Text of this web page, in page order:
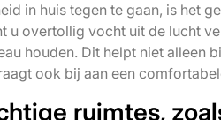
in huis tegen te gaan, is het
u overtollig vocht uit de lucht
houden. Dit helpt niet alleen
ook bij aan een
ruimtes,